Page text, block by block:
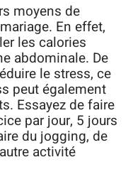
moyens de
En effet,
les calories
abdominale. De
le stress, ce
peut également
Essayez de faire
par jour, 5 jours
du jogging, de
activité